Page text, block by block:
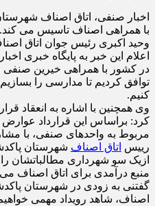
اخبار صنفی، اتاق اصناف
با همراهی اصناف تاسیس می کند.
وحید اکبری رئیس جوان اتاق
اعلام این خبر به پایگاه خبری
در کشور با همراهی خیرین
توافق کردیم تا مدارسی را
کنیم.
وی همچنین با اشاره به انعقاد
کرد: براساس این قرارداد
مربوط به واحدهای صنفی، با
رییس اتاق اصناف شهرستان
ازیک سو شهرداری مطالباتشان
منبع درآمدی برای اتاق اصناف
گفتنی به زودی در شهرستان
اصناف، شاهد رویداد مهمی